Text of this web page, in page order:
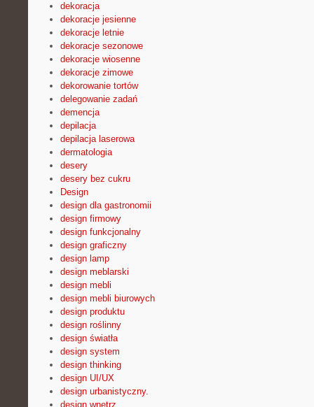
dekoracja
dekoracje jesienne
dekoracje letnie
dekoracje sezonowe
dekoracje wiosenne
dekoracje zimowe
dekorowanie tortów
delegowanie zadań
demencja
depilacja
depilacja laserowa
dermatologia
desery
desery bez cukru
Design
design dla gastronomii
design firmowy
design funkcjonalny
design graficzny
design lamp
design meblarski
design mebli
design mebli biurowych
design produktu
design roślinny
design światła
design system
design thinking
design UI/UX
design urbanistyczny.
design wnętrz